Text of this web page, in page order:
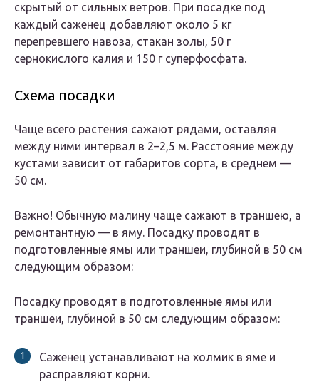
скрытый от сильных ветров. При посадке под
каждый саженец добавляют около 5 кг
перепревшего навоза, стакан золы, 50 г
сернокислого калия и 150 г суперфосфата.
Схема посадки
Чаще всего растения сажают рядами, оставляя
между ними интервал в 2–2,5 м. Расстояние между
кустами зависит от габаритов сорта, в среднем —
50 см.
Важно! Обычную малину чаще сажают в траншею, а
ремонтантную — в яму. Посадку проводят в
подготовленные ямы или траншеи, глубиной в 50 см
следующим образом:
Посадку проводят в подготовленные ямы или
траншеи, глубиной в 50 см следующим образом:
Саженец устанавливают на холмик в яме и
расправляют корни.